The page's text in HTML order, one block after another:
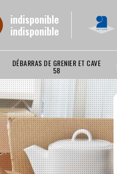
indisponible
indisponible
DÉBARRAS DE GRENIER ET CAVE
58